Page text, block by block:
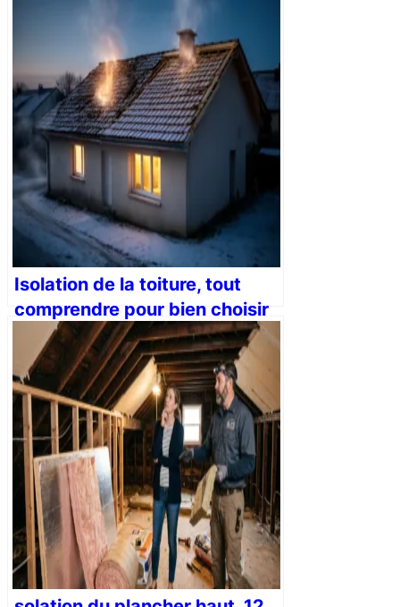
en 2026 ?
Isolation de la toiture, tout
comprendre pour bien choisir